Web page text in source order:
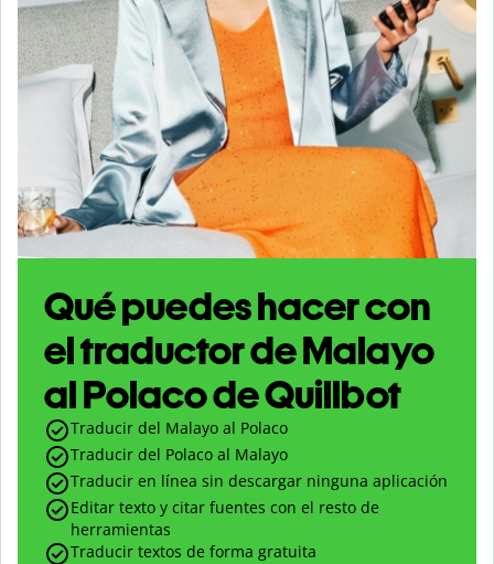
Qué puedes hacer con
el traductor de Malayo
al Polaco de Quillbot
Traducir del Malayo al Polaco
Traducir del Polaco al Malayo
Traducir en línea sin descargar ninguna aplicación
Editar texto y citar fuentes con el resto de
herramientas
Traducir textos de forma gratuita